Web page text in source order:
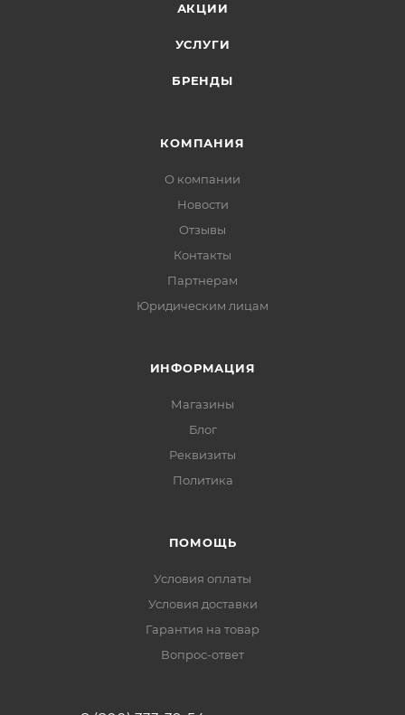
АКЦИИ
УСЛУГИ
БРЕНДЫ
КОМПАНИЯ
О компании
Новости
Отзывы
Контакты
Партнерам
Юридическим лицам
ИНФОРМАЦИЯ
Магазины
Блог
Реквизиты
Политика
ПОМОЩЬ
Условия оплаты
Условия доставки
Гарантия на товар
Вопрос-ответ